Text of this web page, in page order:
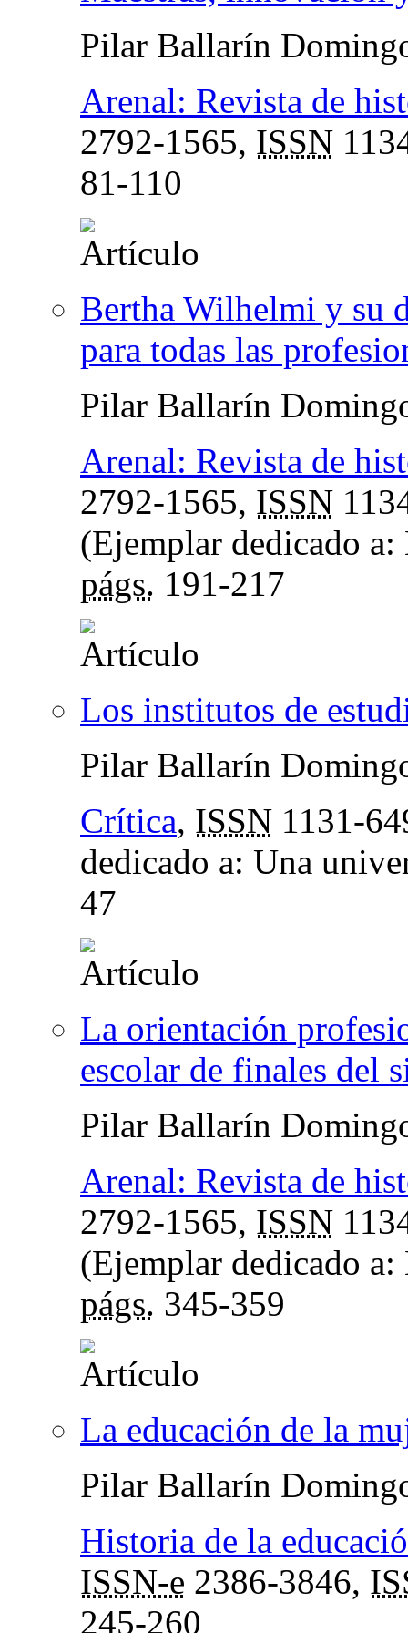
Pilar Ballarín
Arenal: Revista de
2792-1565, ISSN
81-110
Bertha Wilhelmi y su
para todas las
Pilar Ballarín
Arenal: Revista de
2792-1565, ISSN
(Ejemplar dedicado
págs. 191-217
Los institutos de
Pilar Ballarín
Crítica, ISSN 1131-
dedicado a: Una
47
La orientación
escolar de finales del
Pilar Ballarín
Arenal: Revista de
2792-1565, ISSN
(Ejemplar dedicado a:
págs. 345-359
La educación de la
Pilar Ballarín
Historia de la
ISSN-e 2386-3846,
245-260